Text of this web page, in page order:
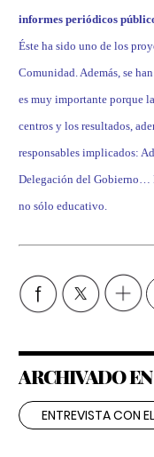
informes periódicos
Éste ha sido uno de los
Comunidad. Además, se
es muy importante porque
centros y los resultados,
responsables implicados:
Delegación del Gobierno…
no sólo educativo.
ARCHIVADO EN
ENTREVISTA CON